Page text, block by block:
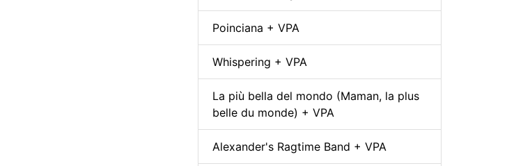
Poinciana + VPA
Whispering + VPA
La più bella del mondo (Maman, la plus
belle du monde) + VPA
Alexander's Ragtime Band + VPA